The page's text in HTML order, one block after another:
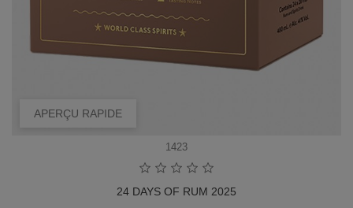
APERÇU RAPIDE
1423
24 DAYS OF RUM 2025